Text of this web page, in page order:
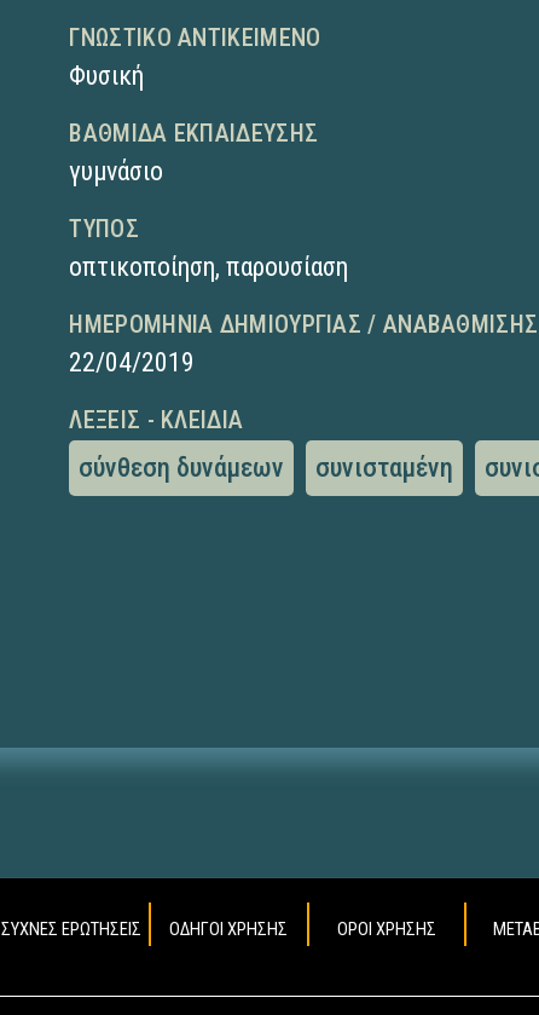
ΓΝΩΣΤΙΚΌ ΑΝΤΙΚΕΊΜΕΝΟ
Φυσική
ΒΑΘΜΊΔΑ ΕΚΠΑΊΔΕΥΣΗΣ
γυμνάσιο
ΤΎΠΟΣ
οπτικοποίηση,παρουσίαση
ΗΜΕΡΟΜΗΝΊΑ ΔΗΜΙΟΥΡΓΊΑΣ / ΑΝΑΒΆΘΜΙΣΗΣ
22/04/2019
ΛΈΞΕΙΣ - ΚΛΕΙΔΙΆ
σύνθεση δυνάμεων συνισταμένη
ΣΥΧΝΕΣ ΕΡΩΤΗΣΕΙΣ ΟΔΗΓΟΙ ΧΡΗΣΗΣ ΟΡΟΙ ΧΡΗΣΗΣ